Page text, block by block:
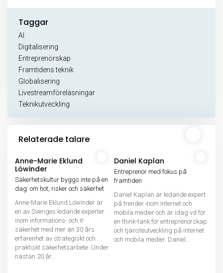
Taggar
AI
Digitalisering
Entreprenörskap
Framtidens teknik
Globalisering
Livestreamföreläsningar
Teknikutveckling
Relaterade talare
Anne-Marie Eklund
Löwinder
Säkerhetskultur byggs inte på en
dag: om hot, risker och säkerhet
Anne-Marie Eklund Löwinder är
en av Sveriges ledande experter
inom informations- och it-
säkerhet med mer än 30 års
erfarenhet av strategiskt och
praktiskt säkerhetsarbete. Under
nästan 20 år...
Daniel Kaplan
Entreprenör med fokus på
framtiden
Daniel Kaplan är ledande expert
på trender inom Internet och
mobila medier och är idag vd för
en think-tank för entreprenörskap
och tjänsteutveckling på internet
och mobila medier. Daniel...